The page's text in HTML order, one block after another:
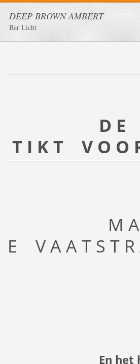
DEEP BROWN AMBERT
Bar Licht
D E K
T I K T V O O
M A R I
E V A A T S T R
En het hart